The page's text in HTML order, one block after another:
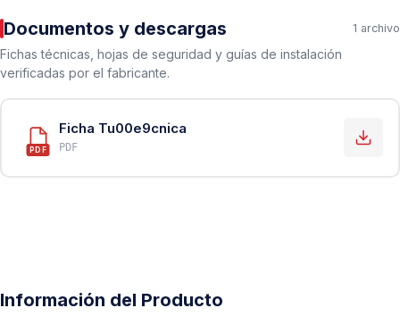
Documentos y descargas 1 archivo
Fichas técnicas, hojas de seguridad y guías de instalación
verificadas por el fabricante.
PDF
Ficha Tu00e9cnica
PDF
Información del Producto